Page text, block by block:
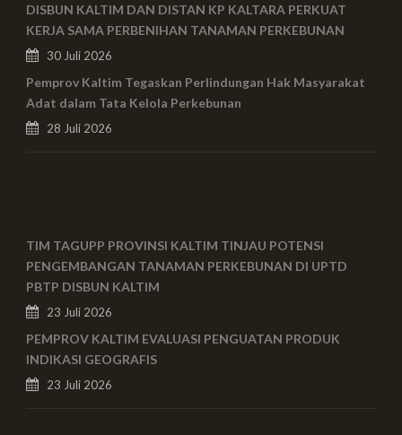
DISBUN KALTIM DAN DISTAN KP KALTARA PERKUAT
KERJA SAMA PERBENIHAN TANAMAN PERKEBUNAN
30 Juli 2026
Pemprov Kaltim Tegaskan Perlindungan Hak Masyarakat
Adat dalam Tata Kelola Perkebunan
28 Juli 2026
TIM TAGUPP PROVINSI KALTIM TINJAU POTENSI
PENGEMBANGAN TANAMAN PERKEBUNAN DI UPTD
PBTP DISBUN KALTIM
23 Juli 2026
PEMPROV KALTIM EVALUASI PENGUATAN PRODUK
INDIKASI GEOGRAFIS
23 Juli 2026